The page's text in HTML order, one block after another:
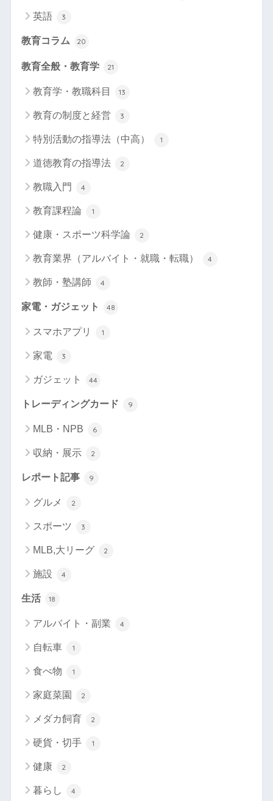
英語 3
教育コラム 20
教育全般・教育学 21
教育学・教職科目 13
教育の制度と経営 3
特別活動の指導法（中高） 1
道徳教育の指導法 2
教職入門 4
教育課程論 1
健康・スポーツ科学論 2
教育業界（アルバイト・就職・転職） 4
教師・塾講師 4
家電・ガジェット 48
スマホアプリ 1
家電 3
ガジェット 44
トレーディングカード 9
MLB・NPB 6
収納・展示 2
レポート記事 9
グルメ 2
スポーツ 3
MLB,大リーグ 2
施設 4
生活 18
アルバイト・副業 4
自転車 1
食べ物 1
家庭菜園 2
メダカ飼育 2
硬貨・切手 1
健康 2
暮らし 4